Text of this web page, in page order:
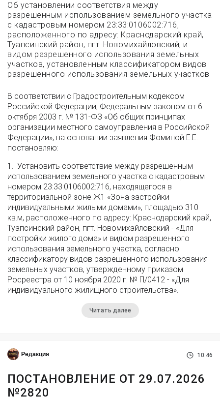
Об установлении соответствия между
разрешенным использованием земельного участка
с кадастровым номером 23:33:0106002:716,
расположенного по адресу: Краснодарский край,
Туапсинский район, пгт. Новомихайловский, и
видом разрешенного использования земельных
участков, установленным классификатором видов
разрешенного использования земельных участков
В соответствии с Градостроительным кодексом
Российской Федерации, Федеральным законом от 6
октября 2003 г. № 131-ФЗ «Об общих принципах
организации местного самоуправления в Российской
Федерации», на основании заявления Фоминой Е.Е.
постановляю:
1. Установить соответствие между разрешенным
использованием земельного участка с кадастровым
номером 23:33:0106002:716, находящегося в
территориальной зоне Ж1 «Зона застройки
индивидуальными жилыми домами», площадью 310
кв.м, расположенного по адресу: Краснодарский край,
Туапсинский район, пгт. Новомихайловский - «Для
постройки жилого дома» и видом разрешенного
использования земельного участка, согласно
классификатору видов разрешенного использования
земельных участков, утвержденному приказом
Росреестра от 10 ноября 2020 г. № П/0412 - «Для
индивидуального жилищного строительства».
Читать далее
Редакция 10:46
ПОСТАНОВЛЕНИЕ ОТ 29.07.2026
№2820